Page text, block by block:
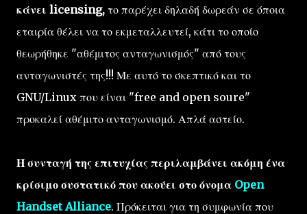
κάνει licensing, το παρέχει δηλαδή δωρεάν σε όποια
εταιρία θέλει να το εκμεταλλευτεί, κάτι το οποίο
θεωρήθηκε "αθέμιτος ανταγωνισμός" από τους
ανταγωνιστές της!!! Με αυτό το σκεπτικό και το
GNU/Linux που είναι "free and open soure"
προκαλεί αθέμιτο ανταγωνισμό. Απλά αστείο.
Η συνταγή της επιτυχίας περιλαμβάνει ακόμη ένα
κρίσιμο συστατικό που ακούει στο όνομα Open
Handset Alliance. Πρόκειται για τη συμφωνία που